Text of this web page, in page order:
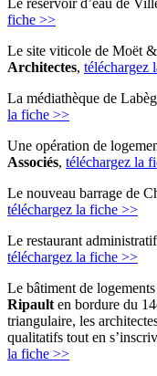
Le réservoir d’eau de
fiche >>
Le site viticole de Moët
Architectes, téléchargez
La médiathèque de
la fiche >>
Une opération de
Associés, téléchargez la
Le nouveau barrage de
téléchargez la fiche >>
Le restaurant
téléchargez la fiche >>
Le bâtiment de
Ripault en bordure du
triangulaire, les
qualitatifs tout en
la fiche >>